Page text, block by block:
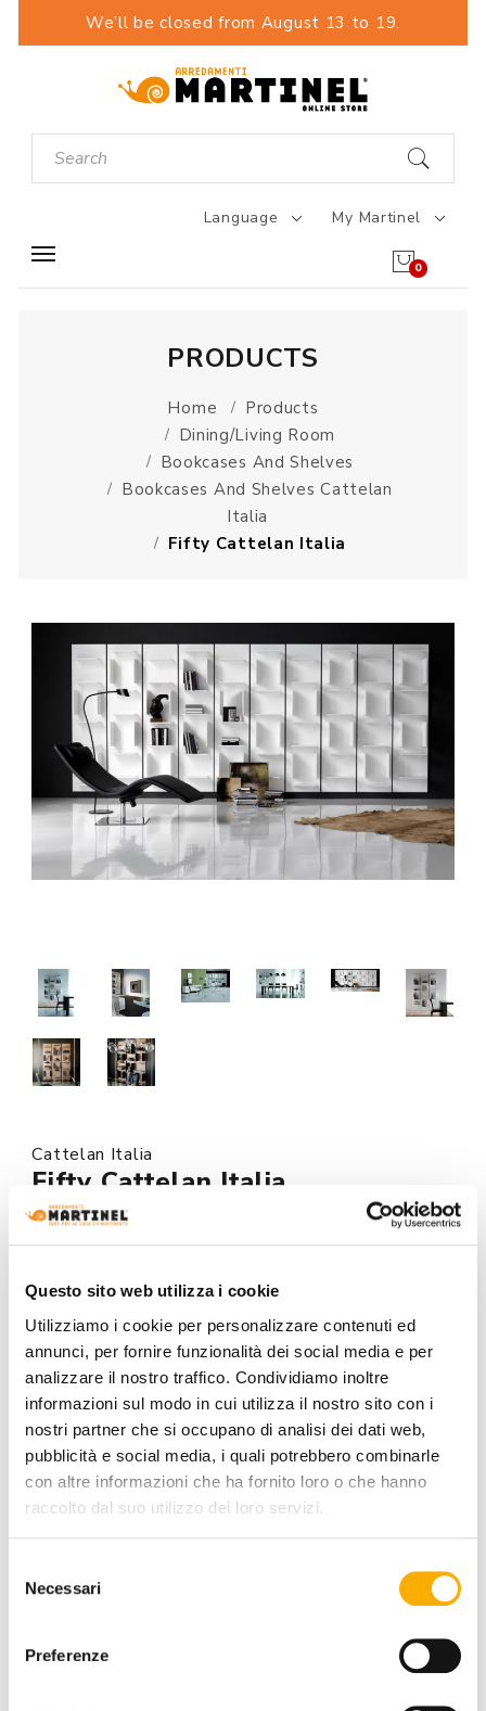
Questo sito web utilizza i cookie
Utilizziamo i cookie per personalizzare contenuti ed
annunci, per fornire funzionalità dei social media e per
analizzare il nostro traffico. Condividiamo inoltre
informazioni sul modo in cui utilizza il nostro sito con i
nostri partner che si occupano di analisi dei dati web,
pubblicità e social media, i quali potrebbero combinarle
con altre informazioni che ha fornito loro o che hanno
raccolto dal suo utilizzo dei loro servizi.
delNecessari
Preferenze
We’ll be closed from August 13 to 19.
Language My Martinel
0
PRODUCTS
Home
Products
Dining/Living Room
Bookcases And Shelves
Bookcases And Shelves Cattelan
Italia
Fifty Cattelan Italia
Cattelan Italia
Fifty Cattelan Italia
Request the price for this product by clicking on the
Made to order
MODEL :
COLOR:
REQUEST A QUOTE